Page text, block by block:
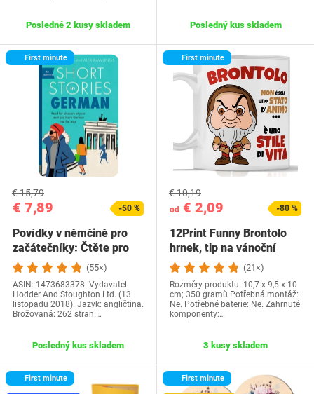
Posledné 2 kusy skladem Posledný kus skladem
First minute
€ 7,89
€ 15,79
-50 %
Povídky v němčině pro
začátečníky: Čtěte pro
radost na své…(55×)
ASIN: 1473683378. Vydavatel:
Hodder And Stoughton Ltd. (13.
listopadu 2018). Jazyk: angličtina.
Brožovaná: 262 stran.…
Posledný kus skladem
First minute
od € 2,09
€ 10,19
-80 %
12Print Funny Brontolo
hrnek, tip na vánoční
dárek a…
(21×)
Rozměry produktu: 10,7 x 9,5 x 10
cm; 350 gramů Potřebná montáž:
Ne. Potřebné baterie: Ne. Zahrnuté
komponenty:…
3 kusy skladem
First minute First minute